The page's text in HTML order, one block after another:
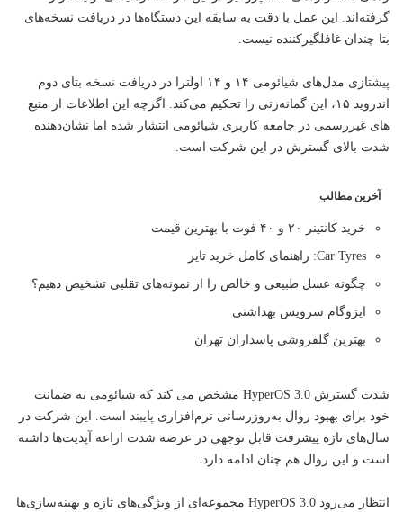
گرفته‌اند. این عمل با دقت به سابقه این دستگاه‌ها در دریافت نسخه‌های
بتا چندان غافلگیرکننده نیست.
پیشتازی مدل‌های شیائومی ۱۴ و ۱۴ اولترا در دریافت نسخه بتای دوم
اندروید ۱۵، این گمانه‌زنی را تحکیم می‌کند. اگرچه این اطلاعات از منبع
های غیررسمی در جامعه کاربری شیائومی انتشار شده اما نشان‌دهنده
شدت بالای گسترش در این شرکت است.
آخرین مطالب
خرید کانتینر ۲۰ و ۴۰ فوت با بهترین قیمت
Car Tyres: راهنمای کامل خرید تایر
چگونه عسل طبیعی و خالص را از نمونه‌های تقلبی تشخیص دهیم؟
ایزوگام سرویس بهداشتی
بهترین گلفروشی پاسداران تهران
شدت گسترش HyperOS 3.0 مشخص می کند که شیائومی به ضمانت
خود برای بهبود روال به‌روزرسانی نرم‌افزاری پایبند است. این شرکت در
سال‌های تازه پیشرفت قابل توجهی در عرصه شدت اراعه آپدیت‌ها داشته
است و این روال هم چنان ادامه دارد.
انتظار می‌رود HyperOS 3.0 مجموعه‌ای از ویژگی‌های تازه و بهینه‌سازی‌ها